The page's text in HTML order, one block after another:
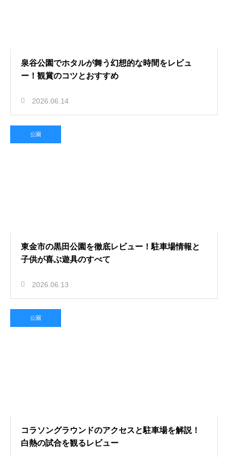
泉谷公園でホタルが舞う幻想的な時間をレビュ
ー！観賞のコツとおすすめ
2026.06.14
公園
東金市の黒田公園を徹底レビュー！駐車場情報と
子供が喜ぶ遊具のすべて
2026.06.13
公園
コラソングラウンドのアクセスと駐車場を解説！
白熱の試合を観るレビュー